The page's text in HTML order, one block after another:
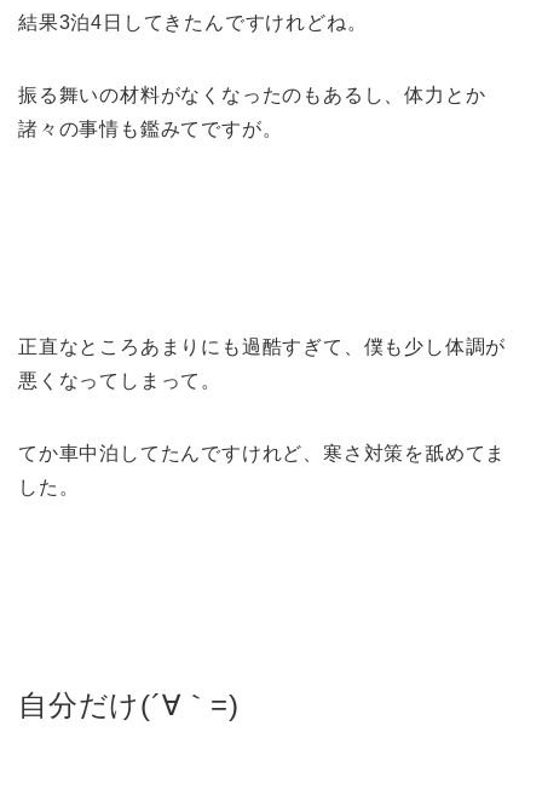
結果3泊4日してきたんですけれどね。
振る舞いの材料がなくなったのもあるし、体力とか
諸々の事情も鑑みてですが。
正直なところあまりにも過酷すぎて、僕も少し体調が
悪くなってしまって。
てか車中泊してたんですけれど、寒さ対策を舐めてま
した。
自分だけ(´∀｀=)